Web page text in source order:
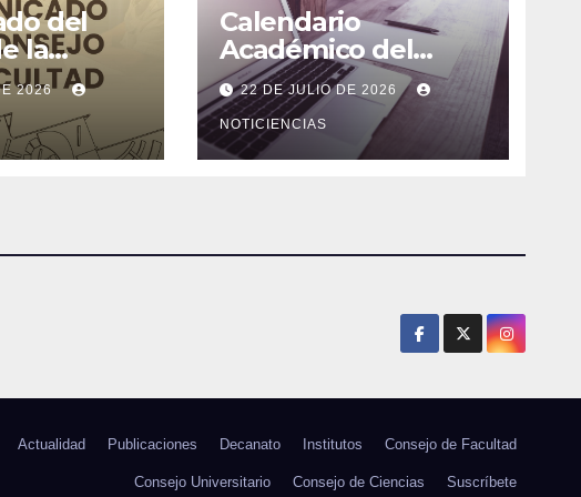
del
la
Ciencias
2026
Calendario
Académico del
Semestre 2-2026
22 DE JULIO DE 2026
NOTICIENCIAS
Actualidad Publicaciones Decanato Institutos Consejo de Facultad
Consejo Universitario Consejo de Ciencias Suscríbete